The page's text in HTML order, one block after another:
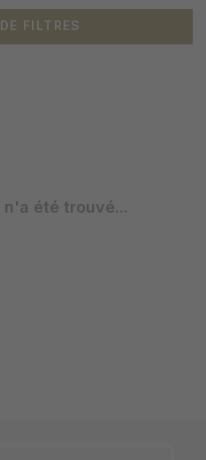
FILTRES
été trouvé...